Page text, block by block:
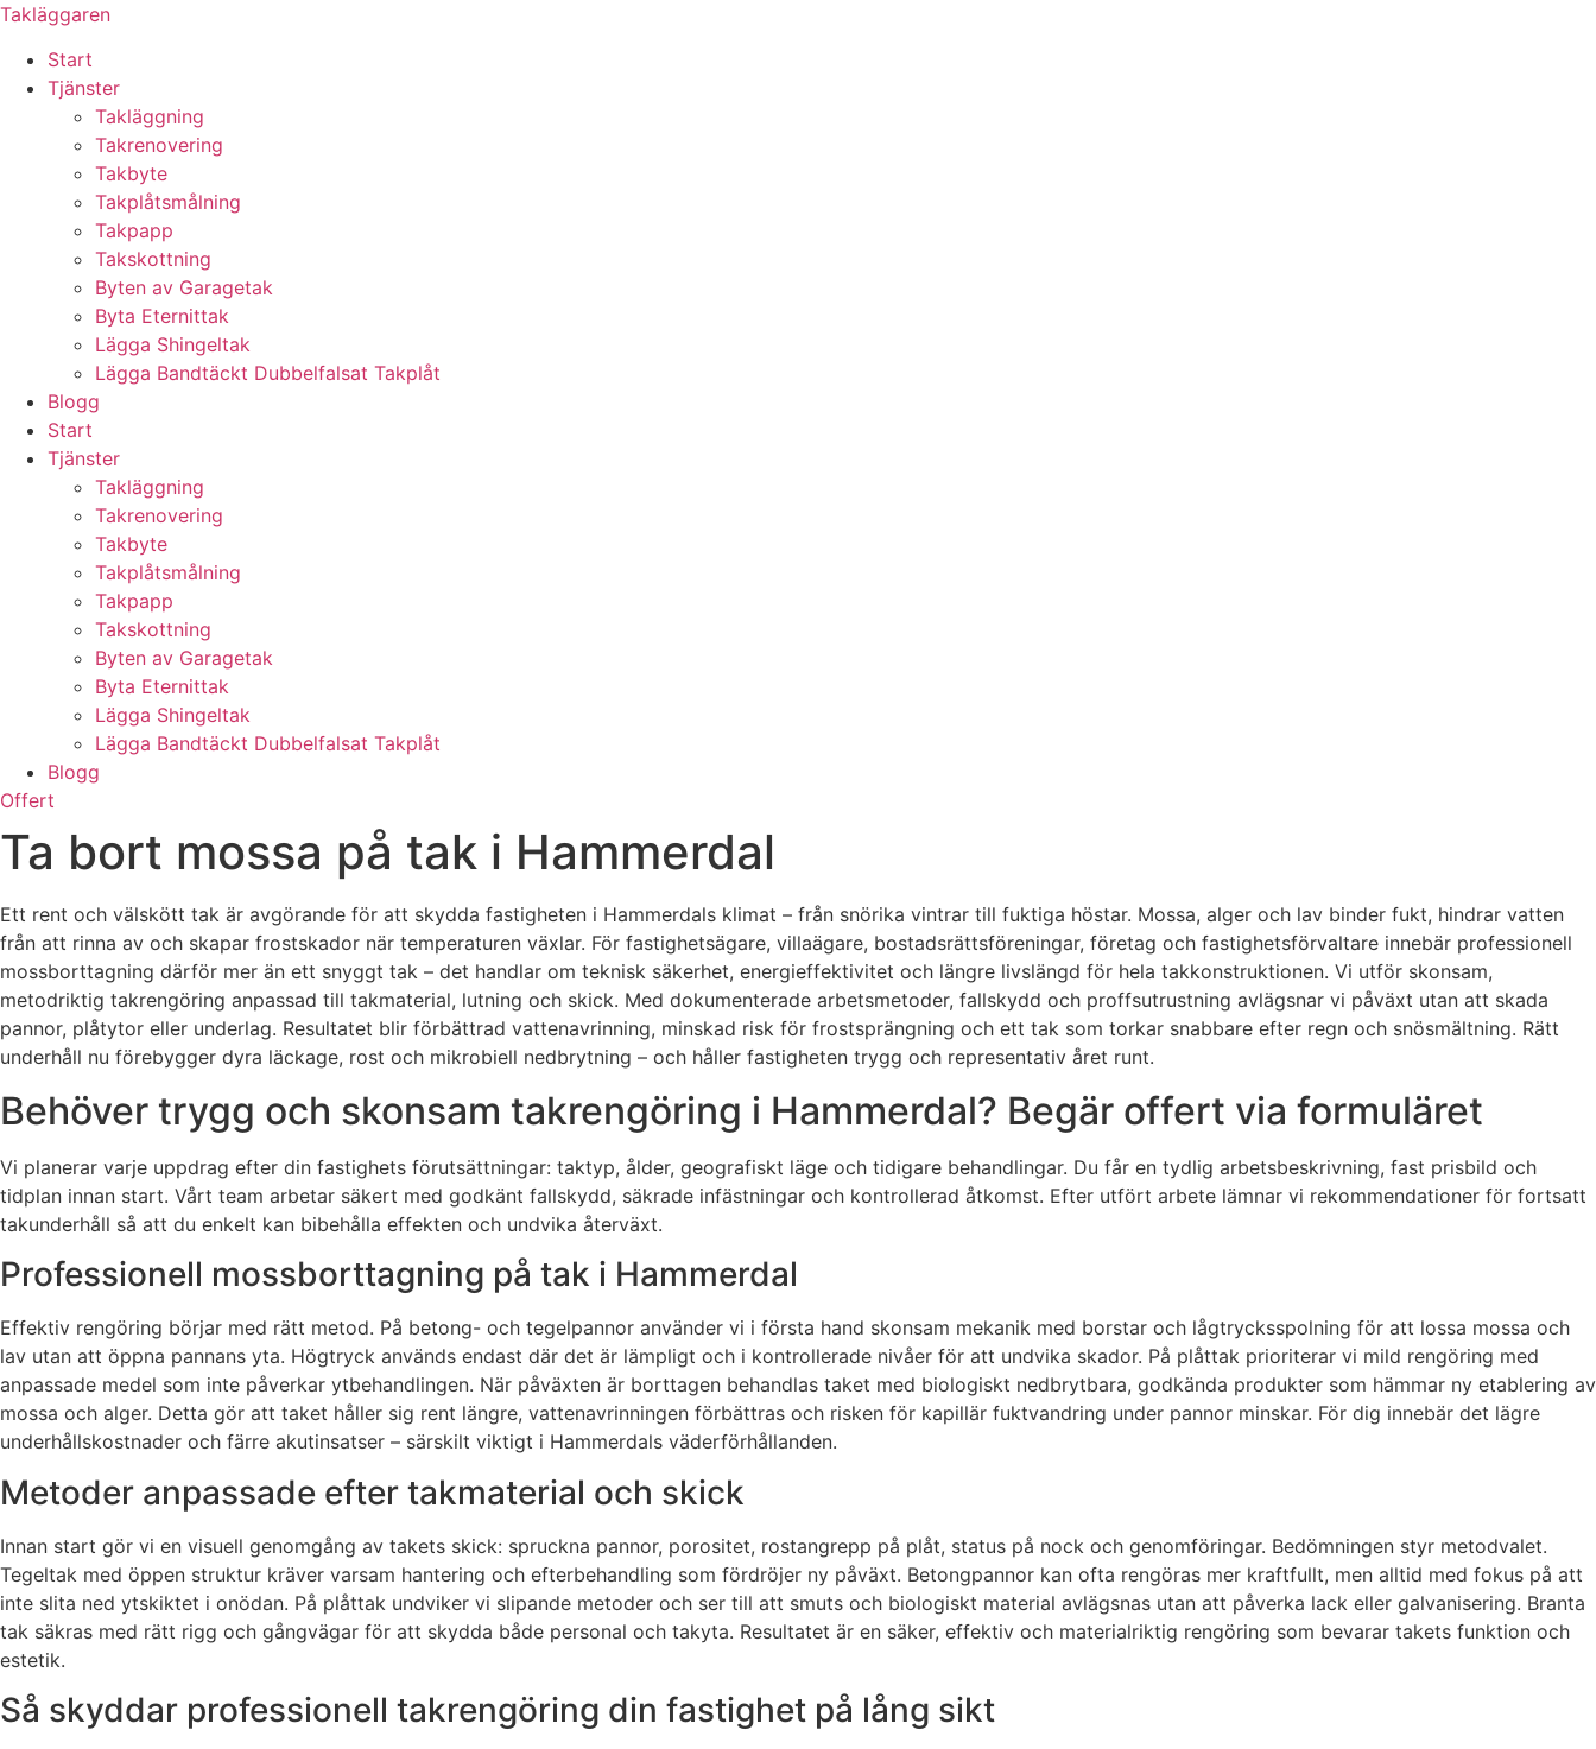
Skip
content
Takläggaren
Start
Tjänster
Takläggning
Takrenovering
Takbyte
Takplåtsmålning
Takpapp
Takskottning
Byten av Garagetak
Byta Eternittak
Lägga Shingeltak
Lägga Bandtäckt Dubbelfalsat Takplåt
Blogg
Start
Tjänster
Takläggning
Takrenovering
Takbyte
Takplåtsmålning
Takpapp
Takskottning
Byten av Garagetak
Byta Eternittak
Lägga Shingeltak
Lägga Bandtäckt Dubbelfalsat Takplåt
Blogg
Offert
Ta bort mossa på tak i Hammerdal
Ett rent och välskött tak är avgörande för att skydda fastigheten i Hammerdals klimat – från snörika vintrar till fuktiga höstar. Mossa, alger och lav binder fukt, hindrar vatten
från att rinna av och skapar frostskador när temperaturen växlar. För fastighetsägare, villaägare, bostadsrättsföreningar, företag och fastighetsförvaltare innebär professionell
mossborttagning därför mer än ett snyggt tak – det handlar om teknisk säkerhet, energieffektivitet och längre livslängd för hela takkonstruktionen. Vi utför skonsam,
metodriktig takrengöring anpassad till takmaterial, lutning och skick. Med dokumenterade arbetsmetoder, fallskydd och proffsutrustning avlägsnar vi påväxt utan att skada
pannor, plåtytor eller underlag. Resultatet blir förbättrad vattenavrinning, minskad risk för frostsprängning och ett tak som torkar snabbare efter regn och snösmältning. Rätt
underhåll nu förebygger dyra läckage, rost och mikrobiell nedbrytning – och håller fastigheten trygg och representativ året runt.
Behöver trygg och skonsam takrengöring i Hammerdal? Begär offert via formuläret
Vi planerar varje uppdrag efter din fastighets förutsättningar: taktyp, ålder, geografiskt läge och tidigare behandlingar. Du får en tydlig arbetsbeskrivning, fast prisbild och
tidplan innan start. Vårt team arbetar säkert med godkänt fallskydd, säkrade infästningar och kontrollerad åtkomst. Efter utfört arbete lämnar vi rekommendationer för fortsatt
takunderhåll så att du enkelt kan bibehålla effekten och undvika återväxt.
Professionell mossborttagning på tak i Hammerdal
Effektiv rengöring börjar med rätt metod. På betong- och tegelpannor använder vi i första hand skonsam mekanik med borstar och lågtrycksspolning för att lossa mossa och
lav utan att öppna pannans yta. Högtryck används endast där det är lämpligt och i kontrollerade nivåer för att undvika skador. På plåttak prioriterar vi mild rengöring med
anpassade medel som inte påverkar ytbehandlingen. När påväxten är borttagen behandlas taket med biologiskt nedbrytbara, godkända produkter som hämmar ny etablering av
mossa och alger. Detta gör att taket håller sig rent längre, vattenavrinningen förbättras och risken för kapillär fuktvandring under pannor minskar. För dig innebär det lägre
underhållskostnader och färre akutinsatser – särskilt viktigt i Hammerdals väderförhållanden.
Metoder anpassade efter takmaterial och skick
Innan start gör vi en visuell genomgång av takets skick: spruckna pannor, porositet, rostangrepp på plåt, status på nock och genomföringar. Bedömningen styr metodvalet.
Tegeltak med öppen struktur kräver varsam hantering och efterbehandling som fördröjer ny påväxt. Betongpannor kan ofta rengöras mer kraftfullt, men alltid med fokus på att
inte slita ned ytskiktet i onödan. På plåttak undviker vi slipande metoder och ser till att smuts och biologiskt material avlägsnas utan att påverka lack eller galvanisering. Branta
tak säkras med rätt rigg och gångvägar för att skydda både personal och takyta. Resultatet är en säker, effektiv och materialriktig rengöring som bevarar takets funktion och
estetik.
Så skyddar professionell takrengöring din fastighet på lång sikt